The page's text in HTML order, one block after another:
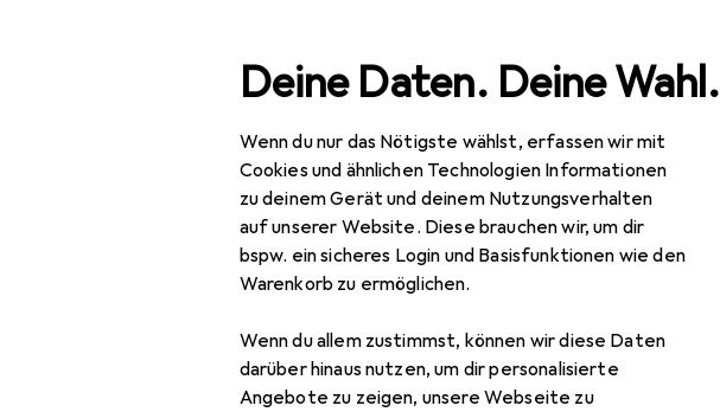
Deine Daten. Deine Wahl.
Wenn du nur das Nötigste wählst, erfassen wir mit
Cookies und ähnlichen Technologien Informationen
zu deinem Gerät und deinem Nutzungsverhalten
auf unserer Website. Diese brauchen wir, um dir
bspw. ein sicheres Login und Basisfunktionen wie den
Warenkorb zu ermöglichen.
Wenn du allem zustimmst, können wir diese Daten
darüber hinaus nutzen, um dir personalisierte
Angebote zu zeigen, unsere Webseite zu
Navigation nach Kategorien Gesamtsortiment Sport Outdoor